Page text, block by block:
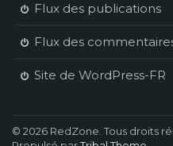
Flux des publications
Flux des
Site de WordPress-FR
© 2026 RedZone. Tous droits